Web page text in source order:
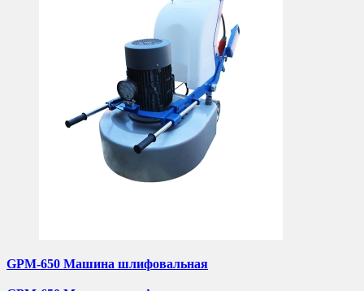
GPM-650 Машина шлифовальная